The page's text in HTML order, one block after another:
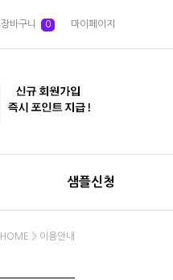
장바구니 0 마이페이지
샘플신청
HOME > 이용안내